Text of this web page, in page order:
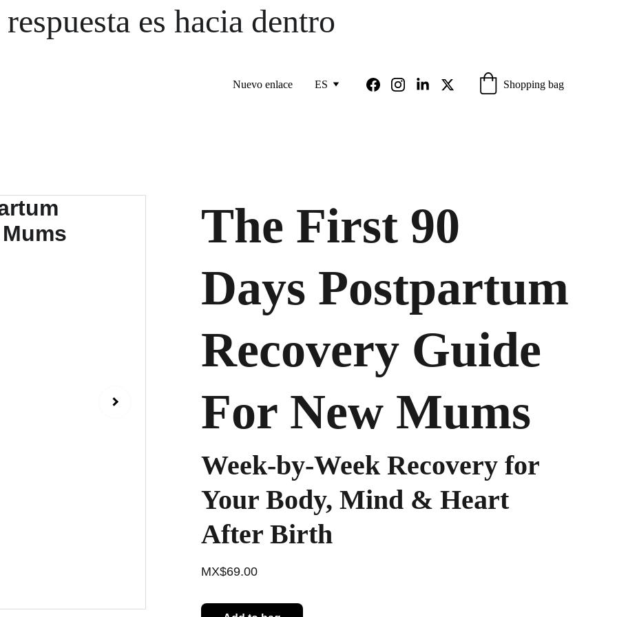
es hacia dentro
Nuevo enlace ES Shopping bag
The First 90
Days Postpartum
Recovery Guide
For New Mums
Week-by-Week Recovery for
Your Body, Mind & Heart
After Birth
MX$69.00